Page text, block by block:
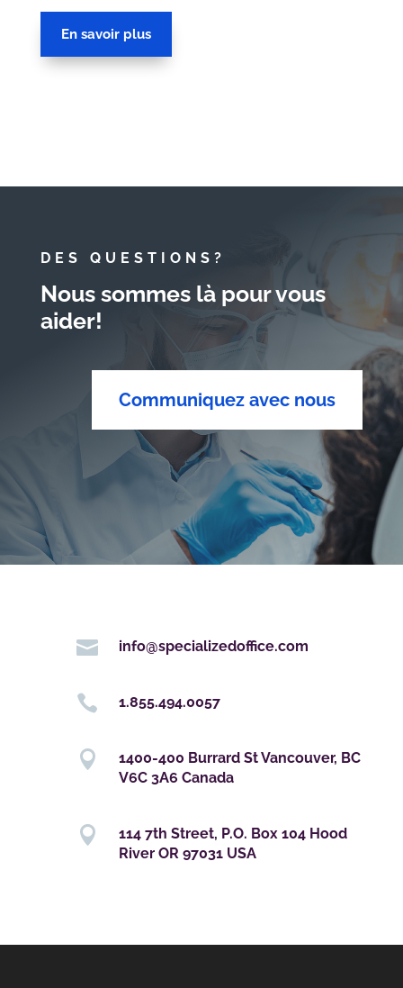
En savoir plus
DES QUESTIONS?
Nous sommes là pour vous
aider!
Communiquez avec nous
 info@specializedoffice.com
 1.855.494.0057

1400-400 Burrard St Vancouver, BC
V6C 3A6 Canada

114 7th Street, P.O. Box 104 Hood
River OR 97031 USA